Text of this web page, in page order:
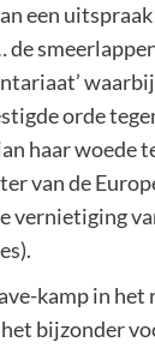
een
orde
haar woede
van de
vernietiging
kamp in
bijzonder